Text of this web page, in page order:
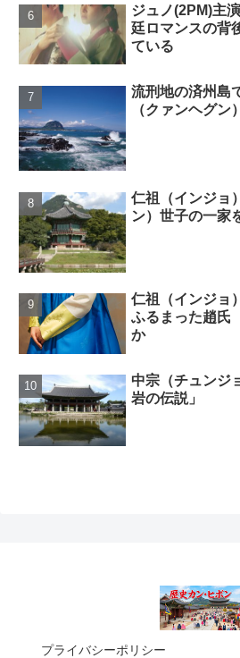
ジュノ(2PM)主
廷ロマンスの背
ている
流刑地の済州島
（クァンヘグン）
仁祖（インジョ
ン）世子の一家
仁祖（インジョ
ふるまった趙氏
か
中宗（チュンジ
岩の伝説」
プライバシーポリシー